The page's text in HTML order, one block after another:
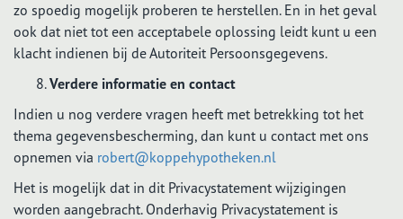
zo spoedig mogelijk proberen te herstellen. En in het geval
ook dat niet tot een acceptabele oplossing leidt kunt u een
klacht indienen bij de Autoriteit Persoonsgegevens.
Verdere informatie en contact
Indien u nog verdere vragen heeft met betrekking tot het
thema gegevensbescherming, dan kunt u contact met ons
opnemen via robert@koppehypotheken.nl
Het is mogelijk dat in dit Privacystatement wijzigingen
worden aangebracht. Onderhavig Privacystatement is